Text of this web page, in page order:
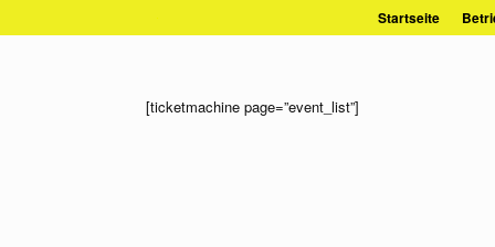
Inhalt
Startseite
[ticketmachine page=”event_list”]